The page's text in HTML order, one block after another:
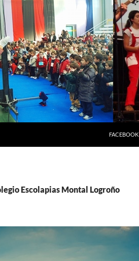
FACEBOOK
Escolapias Montal Logroño